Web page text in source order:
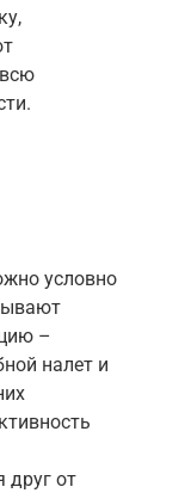
условно
–
налет и
друг от